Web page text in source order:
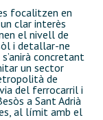
focalitzen en
clar interès
el nivell de
i detallar-ne
concretant
un sector
de
del ferrocarril i
a Sant Adrià
al límit amb el